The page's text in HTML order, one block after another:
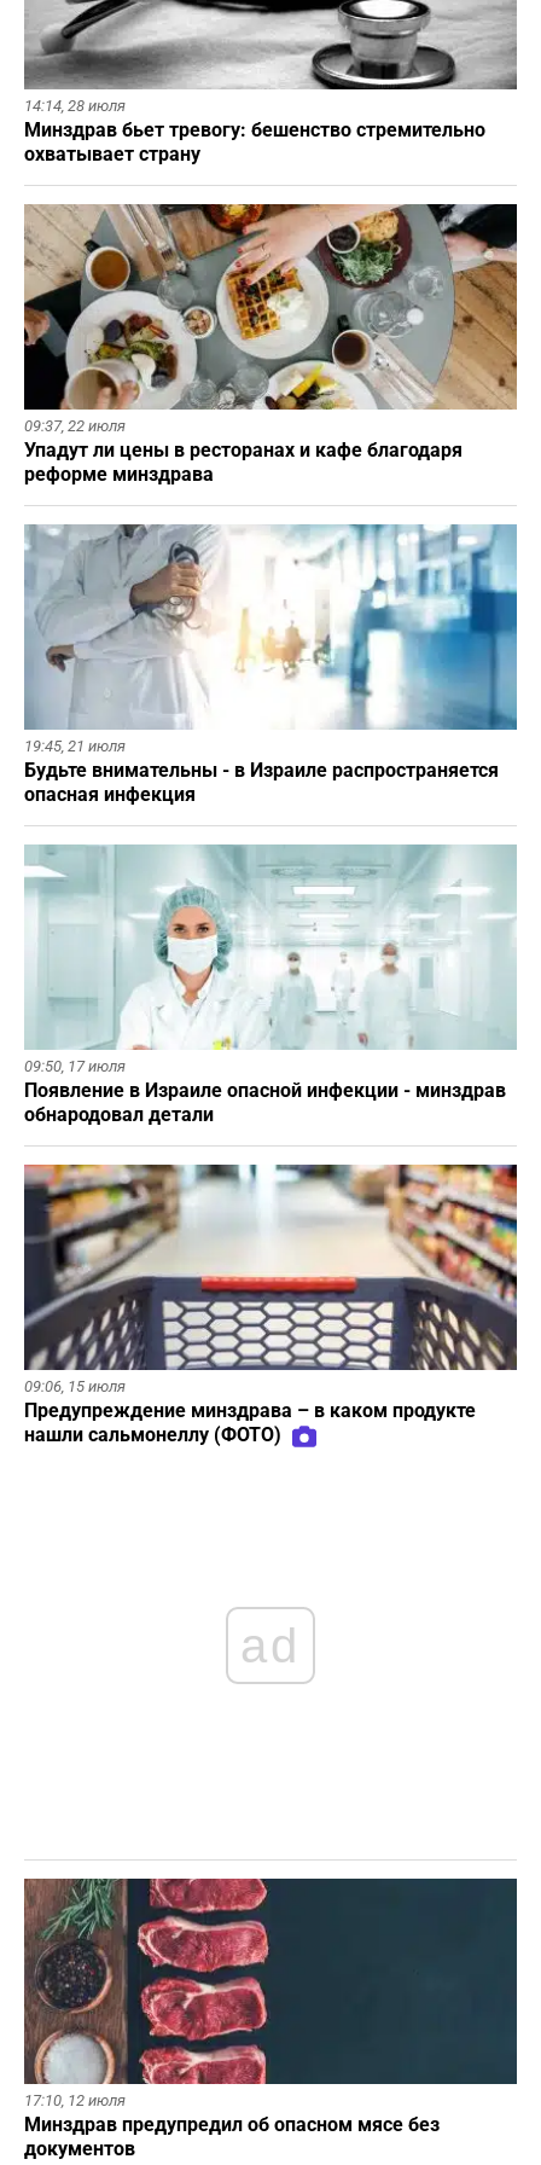
14:14, 28 июля
Минздрав бьет тревогу: бешенство стремительно
охватывает страну
09:37, 22 июля
Упадут ли цены в ресторанах и кафе благодаря
реформе минздрава
19:45, 21 июля
Будьте внимательны - в Израиле распространяется
опасная инфекция
09:50, 17 июля
Появление в Израиле опасной инфекции - минздрав
обнародовал детали
09:06, 15 июля
Предупреждение минздрава – в каком продукте
нашли сальмонеллу (ФОТО)
ad
17:10, 12 июля
Минздрав предупредил об опасном мясе без
документов